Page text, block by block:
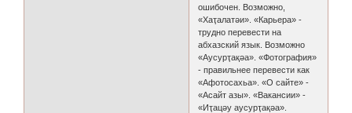
ошибочен. Возможно,
«Хаҭалатәи». «Карьера» -
трудно перевести на
абхазский язык. Возможно
«Аусурҭақәа». «Фотография»
- правильнее перевести как
«Афотосахьа». «О сайте» -
«Асайт азы». «Вакансии» -
«Иҭацәу аусурҭақәа».